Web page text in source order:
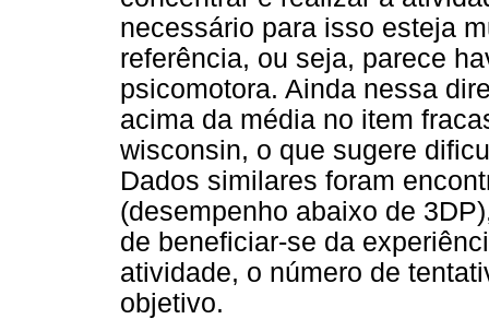
necessário para isso esteja
referência, ou seja, parece
psicomotora. Ainda nessa
acima da média no item
wisconsin, o que sugere
Dados similares foram
(desempenho abaixo de
de beneficiar-se da
atividade, o número de
objetivo.